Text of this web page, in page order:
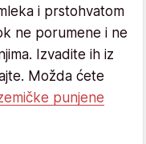
i prstohvatom
ne porumene i ne
Izvadite ih iz
Možda ćete
punjene